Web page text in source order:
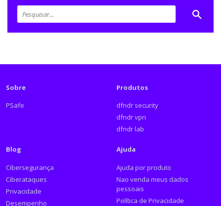
Sobre
PSafe
Produtos
dfndr security
dfndr vpn
dfndr lab
Blog
Cibersegurança
Ciberataques
Privacidade
Desempenho
Ajuda
Ajuda por produto
Nao venda meus dados
pessoais
Política de Privacidade